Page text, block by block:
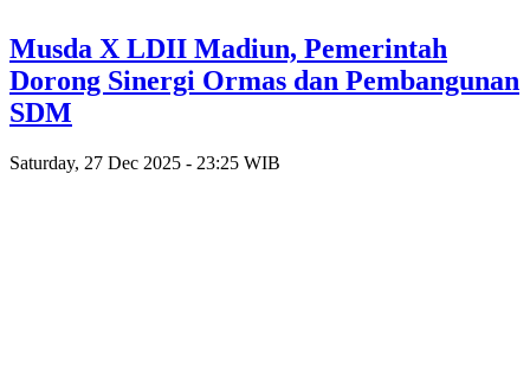
Musda X LDII Madiun, Pemerintah
Dorong Sinergi Ormas dan Pembangunan
SDM
Saturday, 27 Dec 2025 - 23:25 WIB